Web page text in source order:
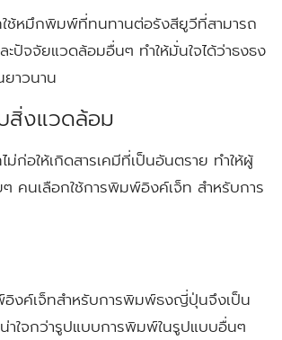
ช้หมึกพิมพ์ที่ทนทานต่อรังสียูวีที่สามารถ
ปัจจัยแวดล้อมอื่นๆ ทำให้มั่นใจได้ว่าธงธง
ยาวนาน
สิ่งแวดล้อม
ก่อให้เกิดสารเคมีที่เป็นอันตราย ทำให้ผู้
คนเลือกใช้การพิมพ์อิงค์เจ็ท สำหรับการ
อิงค์เจ็ทสำหรับการพิมพ์ธงญี่ปุ่นจึงเป็น
าใจกว่ารูปแบบการพิมพ์ในรูปแบบอื่นๆ